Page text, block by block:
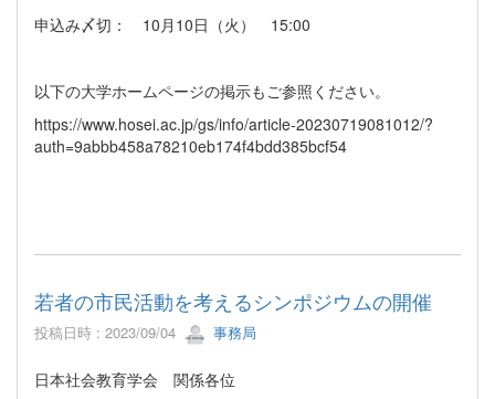
申込み〆切： 10月10日（火） 15:00
以下の大学ホームページの掲示もご参照ください。
https://www.hosei.ac.jp/gs/info/article-20230719081012/?
auth=9abbb458a78210eb174f4bdd385bcf54
若者の市民活動を考えるシンポジウムの開催
投稿日時 : 2023/09/04 事務局
日本社会教育学会 関係各位